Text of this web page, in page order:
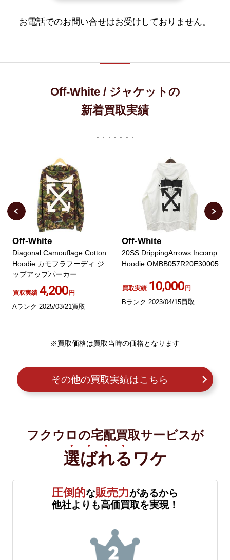
お電話でのお問い合せはお受けしておりません。
Off-White / ジャケットの
新着買取実績
Off-White
Diagonal Camouflage Cotton
Hoodie カモフラフーディ ジ
ップアップパーカー
買取実績 4,200円
Aランク 2025/03/21買取
Off-White
20SS DrippingArrows Incomp
Hoodie OMBB057R20E30005
買取実績 10,000円
Bランク 2023/04/15買取
※買取価格は買取当時の価格となります
その他の買取実績はこちら
フクウロの宅配買取サービスが
選ばれる ワケ
圧倒的な販売力があるから
他社よりも高価買取を実現！